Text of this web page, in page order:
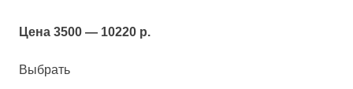
Цена 3500 — 10220 р.
Выбрать